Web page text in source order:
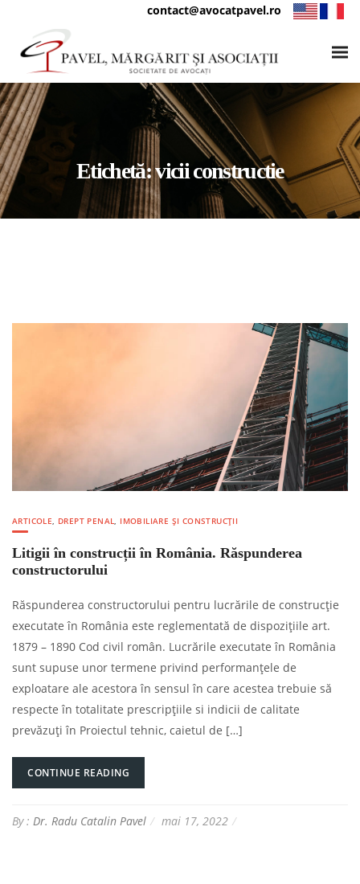
contact@avocatpavel.ro
Etichetă:vicii constructie
ARTICOLE, DREPT PENAL, IMOBILIARE ȘI CONSTRUCȚII
Litigii în construcții în România. Răspunderea
constructorului
Răspunderea constructorului pentru lucrările de construcție
executate în România este reglementată de dispozițiile art.
1879 – 1890 Cod civil român. Lucrările executate în România
sunt supuse unor termene privind performanțele de
exploatare ale acestora în sensul în care acestea trebuie să
respecte în totalitate prescripțiile si indicii de calitate
prevăzuți în Proiectul tehnic, caietul de […]
CONTINUE READING
By : Dr. Radu Catalin Pavel mai 17, 2022